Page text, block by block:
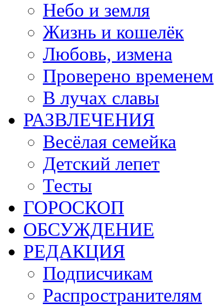
Небо и земля
Жизнь и кошелёк
Любовь, измена
Проверено временем
В лучах славы
РАЗВЛЕЧЕНИЯ
Весёлая семейка
Детский лепет
Тесты
ГОРОСКОП
ОБСУЖДЕНИЕ
РЕДАКЦИЯ
Подписчикам
Распространителям